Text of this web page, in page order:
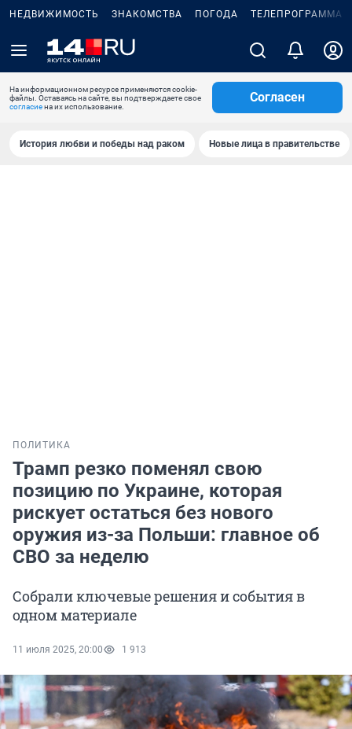
НЕДВИЖИМОСТЬ ЗНАКОМСТВА ПОГОДА ТЕЛЕПРОГРАММА
На информационном ресурсе применяются cookie-
файлы. Оставаясь на сайте, вы подтверждаете свое
согласиена их использование.
Согласен
История любви и победы над раком Новые лица в правительстве
ПОЛИТИКА
Трамп резко поменял свою
позицию по Украине, которая
рискует остаться без нового
оружия из-за Польши: главное об
СВО за неделю
Собрали ключевые решения и события в
одном материале
11 июля 2025, 20:00 1 913